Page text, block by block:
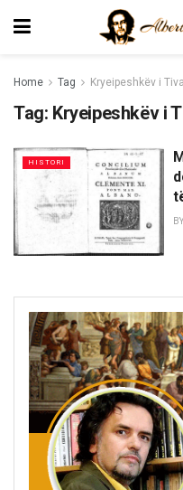
Home Tag Kryeipeshkëv i
Tag: Kryeipeshkëv i
HISTORI
BY